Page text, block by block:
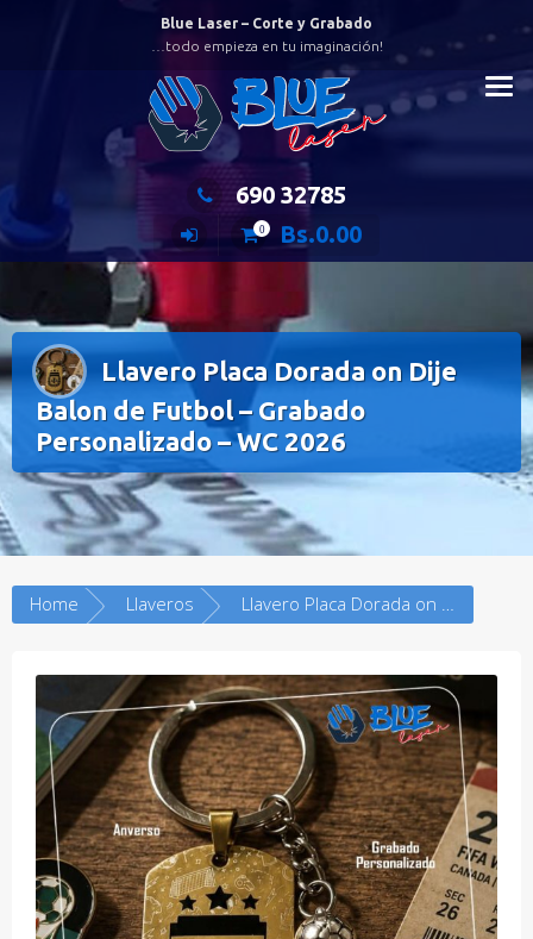
Blue Laser – Corte y Grabado
…todo empieza en tu imaginación!
690 32785
0 Bs.0.00
Llavero Placa Dorada on Dije
Balon de Futbol – Grabado
Personalizado – WC 2026
Home Llaveros Llavero Placa Dorada on Dije Balon de Futbol – Grabado Personalizado – WC 2026